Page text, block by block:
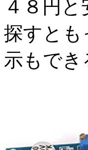
４８円
探すとも
示もでき